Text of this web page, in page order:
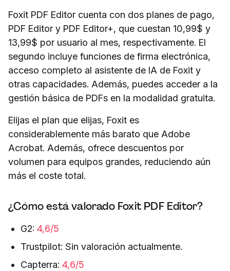
Foxit PDF Editor cuenta con dos planes de pago,
PDF Editor y PDF Editor+, que cuestan 10,99$ y
13,99$ por usuario al mes, respectivamente. El
segundo incluye funciones de firma electrónica,
acceso completo al asistente de IA de Foxit y
otras capacidades. Además, puedes acceder a la
gestión básica de PDFs en la modalidad gratuita.
Elijas el plan que elijas, Foxit es
considerablemente más barato que Adobe
Acrobat. Además, ofrece descuentos por
volumen para equipos grandes, reduciendo aún
más el coste total.
¿Cómo está valorado Foxit PDF Editor?
G2: 4,6/5
Trustpilot: Sin valoración actualmente.
Capterra: 4,6/5